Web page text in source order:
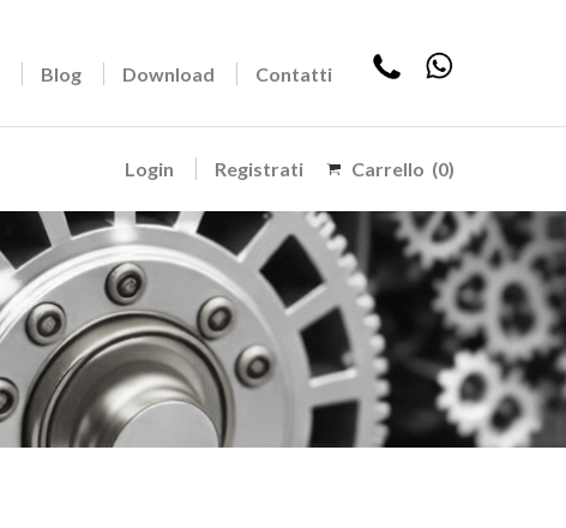
Blog Download Contatti
Login Registrati Carrello (0)